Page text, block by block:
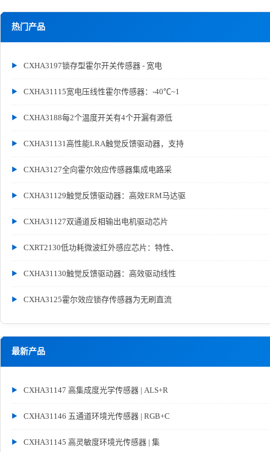
热门产品
CXHA3197锁存型霍尔开关传感器 - 宽电
CXHA31115宽电压线性霍尔传感器：-40℃~1
CXHA3188每2个温度开关有4个开漏有源低
CXHA31131高性能LRA触觉反馈驱动器，支持
CXHA3127全向霍尔效应传感器集成电路采
CXHA31129触觉反馈驱动器：高效ERM马达驱
CXHA31127双通道反相输出电机驱动芯片
CXRT2130低功耗微波红外感应芯片：特性、
CXHA31130触觉反馈驱动器：高效驱动线性
CXHA3125霍尔效应锁存传感器为无刷直流
最新产品
CXHA31147 高集成度光学传感器 | ALS+R
CXHA31146 五通道环境光传感器 | RGB+C
CXHA31145 高灵敏度环境光传感器 | 集